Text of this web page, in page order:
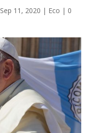
Sep 11, 2020 | Eco | 0